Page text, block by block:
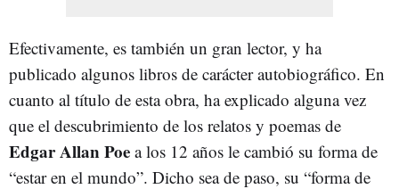
Efectivamente, es también un gran lector, y ha
publicado algunos libros de carácter autobiográfico. En
cuanto al título de esta obra, ha explicado alguna vez
que el descubrimiento de los relatos y poemas de
Edgar Allan Poe a los 12 años le cambió su forma de
“estar en el mundo”. Dicho sea de paso, su “forma de